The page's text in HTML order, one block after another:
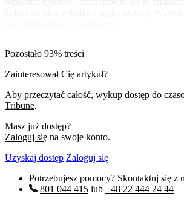
Pozostało 93% treści
Zainteresował Cię artykuł?
Aby przeczytać całość, wykup dostęp do
Tribune.
Masz już dostęp?
Zaloguj się na swoje konto.
Uzyskaj dostęp Zaloguj się
Potrzebujesz pomocy? Skontaktuj się z
801 044 415 lub +48 22 444 24 44